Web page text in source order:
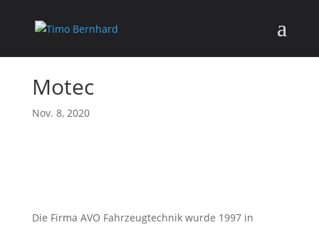
Motec
Nov. 8, 2020
Die Firma AVO Fahrzeugtechnik wurde 1997 in